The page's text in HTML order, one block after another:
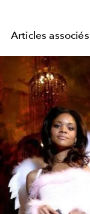
Articles associés